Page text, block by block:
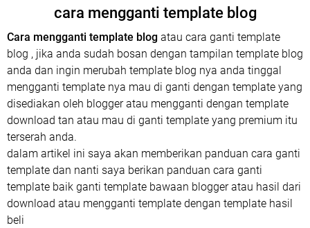
cara mengganti template blog
Cara mengganti template blog atau cara ganti template
blog , jika anda sudah bosan dengan tampilan template blog
anda dan ingin merubah template blog nya anda tinggal
mengganti template nya mau di ganti dengan template yang
disediakan oleh blogger atau mengganti dengan template
download tan atau mau di ganti template yang premium itu
terserah anda.
dalam artikel ini saya akan memberikan panduan cara ganti
template dan nanti saya berikan panduan cara ganti
template baik ganti template bawaan blogger atau hasil dari
download atau mengganti template dengan template hasil
beli